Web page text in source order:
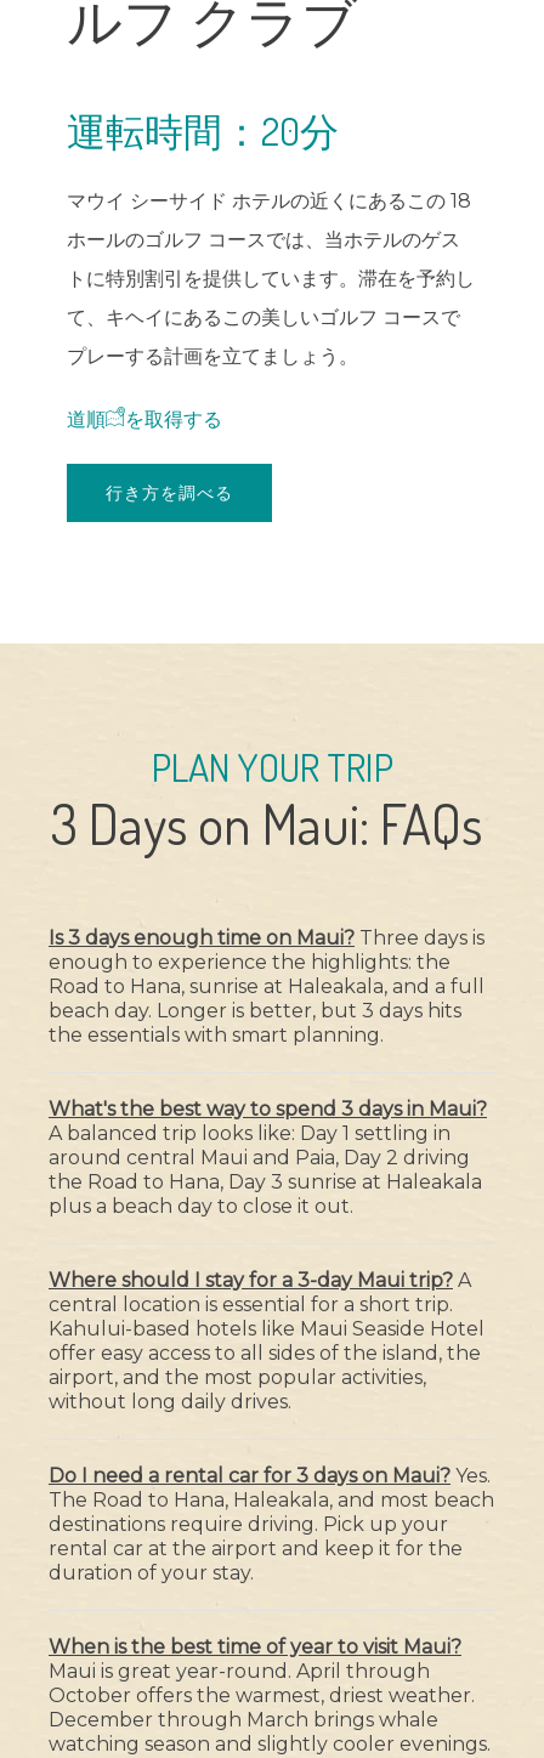
ルフ クラブ
運転時間：20分
マウイ シーサイド ホテルの近くにあるこの 18
ホールのゴルフ コースでは、当ホテルのゲス
トに特別割引を提供しています。滞在を予約し
て、キヘイにあるこの美しいゴルフ コースで
プレーする計画を立てましょう。
道順 を取得する
行き方を調べる
PLAN YOUR TRIP
3 Days on Maui: FAQs
Is 3 days enough time on Maui? Three days is
enough to experience the highlights: the
Road to Hana, sunrise at Haleakala, and a full
beach day. Longer is better, but 3 days hits
the essentials with smart planning.
What's the best way to spend 3 days in Maui?
A balanced trip looks like: Day 1 settling in
around central Maui and Paia, Day 2 driving
the Road to Hana, Day 3 sunrise at Haleakala
plus a beach day to close it out.
Where should I stay for a 3-day Maui trip? A
central location is essential for a short trip.
Kahului-based hotels like Maui Seaside Hotel
offer easy access to all sides of the island, the
airport, and the most popular activities,
without long daily drives.
Do I need a rental car for 3 days on Maui? Yes.
The Road to Hana, Haleakala, and most beach
destinations require driving. Pick up your
rental car at the airport and keep it for the
duration of your stay.
When is the best time of year to visit Maui?
Maui is great year-round. April through
October offers the warmest, driest weather.
December through March brings whale
watching season and slightly cooler evenings.